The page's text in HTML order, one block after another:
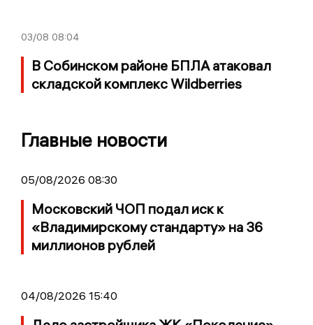
03/08 08:04
В Собинском районе БПЛА атаковал
складской комплекс Wildberries
Главные новости
05/08/2026 08:30
Московский ЧОП подал иск к
«Владимирскому стандарту» на 36
миллионов рублей
04/08/2026 15:40